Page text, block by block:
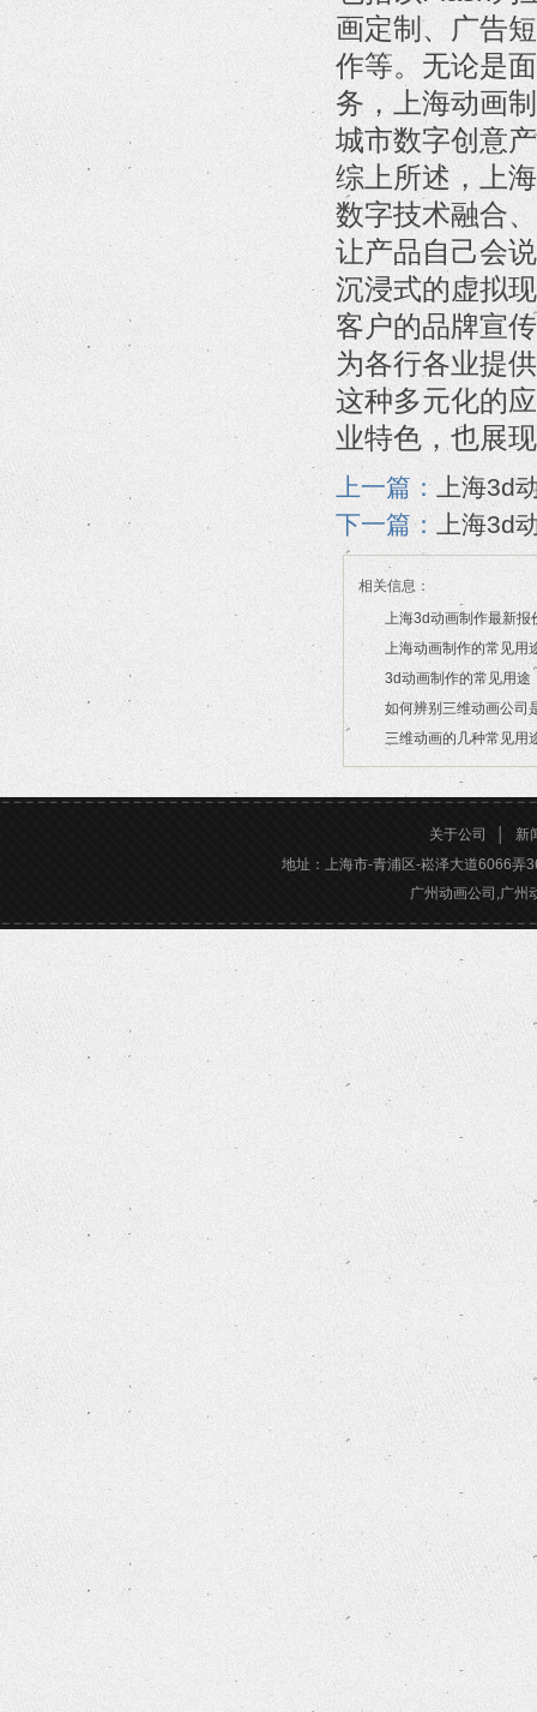
画定制、广告
作等。无论是
务，上海动画
城市数字创意
综上所述，上
数字技术融合
让产品自己会
沉浸式的虚拟
客户的品牌宣
为各行各业提
这种多元化的
业特色，也展
上一篇：
上海3d
下一篇： 上海3d
相关信息：
上海3d动画制作最新报
2026/03/20
上海动画制作的常见用
2026/03/18
3d动画制作的常见用途
2026/02/09
如何辨别三维动画公司
2026/02/02
三维动画的几种常见用
2026/02/02
关于公司
新
地址：上海市-青浦区-崧泽大道6066弄
广州动画公司,广州